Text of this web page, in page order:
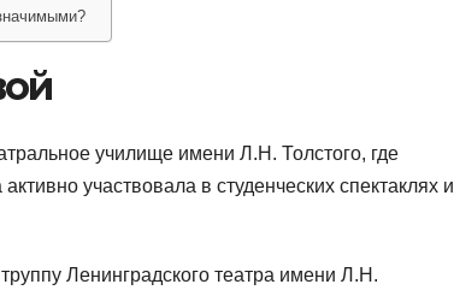
училище имени Л.Н. Толстого, где
участвовала в студенческих спектаклях и
Ленинградского театра имени Л.Н.